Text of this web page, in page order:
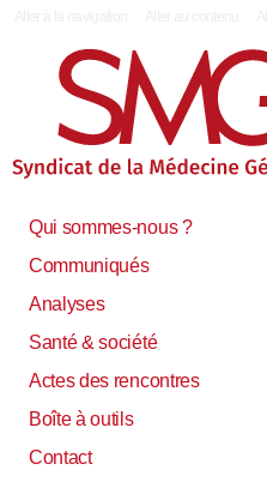
Qui sommes-nous ?
Communiqués
Analyses
Santé & société
Actes des rencontres
Boîte à outils
Contact